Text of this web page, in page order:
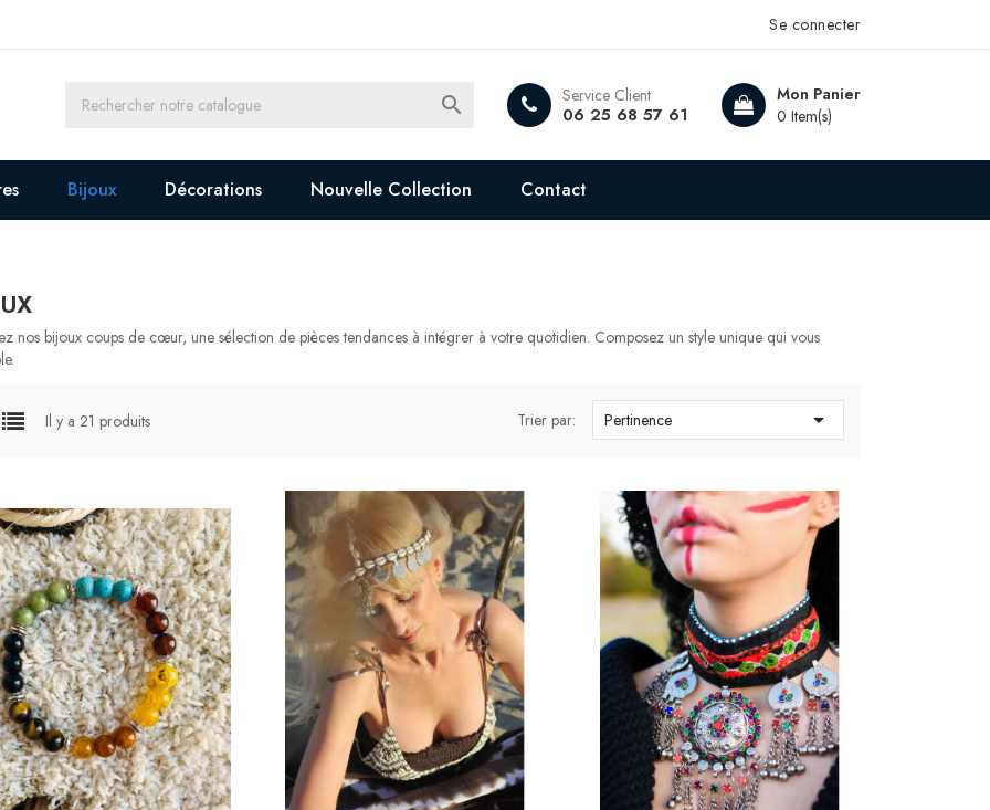
Se connecter
Mon Panier
0 Item(s)
Service Client
06 25 68 57 61

Bijoux Décorations Nouvelle Collection Contact
nos bijoux coups de cœur, une sélection de pièces tendances à intégrer à votre quotidien. Composez un style unique qui vous
Il y a 21 produits Trier par: Pertinence 